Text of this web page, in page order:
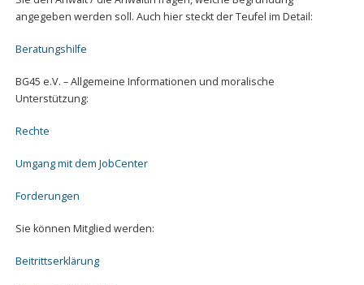
angegeben werden soll. Auch hier steckt der Teufel im Detail:
Beratungshilfe
BG45 e.V. – Allgemeine Informationen und moralische
Unterstützung:
Rechte
Umgang mit dem JobCenter
Forderungen
Sie können Mitglied werden:
Beitrittserklärung